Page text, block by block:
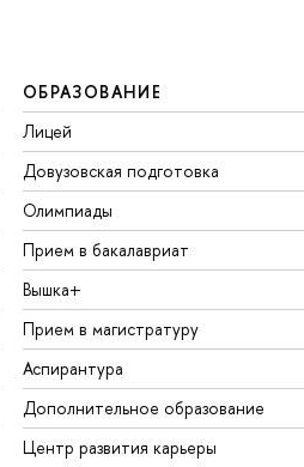
ОБРАЗОВАНИЕ
Лицей
Довузовская подготовка
Олимпиады
Прием в бакалавриат
Вышка+
Прием в магистратуру
Аспирантура
Дополнительное образование
Центр развития карьеры